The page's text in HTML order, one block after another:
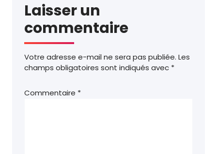
Laisser un
commentaire
Votre adresse e-mail ne sera pas publiée. Les
champs obligatoires sont indiqués avec *
Commentaire *